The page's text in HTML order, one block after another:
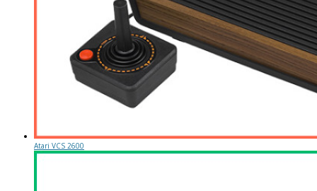
Atari VCS 2600